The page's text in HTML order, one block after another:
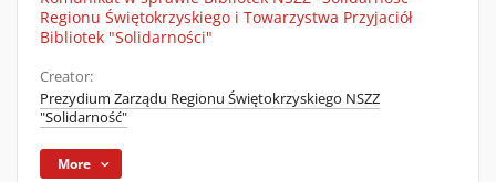
Regionu Świętokrzyskiego i Towarzystwa Przyjaciół
Bibliotek "Solidarności"
Creator:
Prezydium Zarządu Regionu Świętokrzyskiego NSZZ
"Solidarność"
More